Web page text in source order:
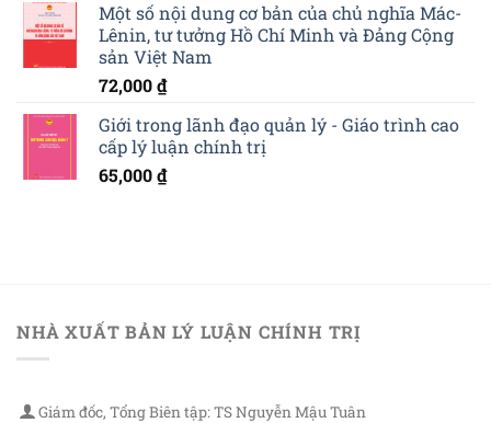
Một số nội dung cơ bản của chủ nghĩa Mác-
Lênin, tư tưởng Hồ Chí Minh và Đảng Cộng
sản Việt Nam
72,000₫
Giới trong lãnh đạo quản lý - Giáo trình cao
cấp lý luận chính trị
65,000₫
NHÀ XUẤT BẢN LÝ LUẬN CHÍNH TRỊ
Giám đốc, Tổng Biên tập: TS Nguyễn Mậu Tuân